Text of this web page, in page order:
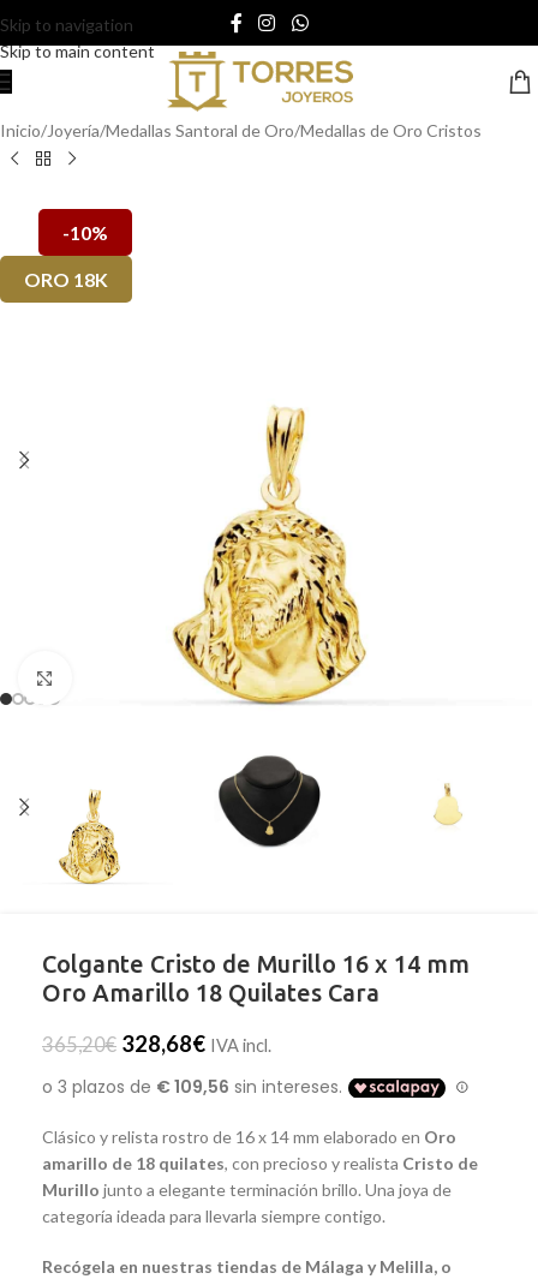
Skip to navigation
Skip to main content
Inicio/Joyería/Medallas Santoral de Oro/Medallas de Oro Cristos
-10%
ORO 18K
Colgante Cristo de Murillo 16 x 14 mm
Oro Amarillo 18 Quilates Cara
365,20€ 328,68€ IVA incl.
Clásico y relista rostro de 16 x 14 mm elaborado en Oro
amarillo de 18 quilates, con precioso y realista Cristo de
Murillo junto a elegante terminación brillo. Una joya de
categoría ideada para llevarla siempre contigo.
Recógela en nuestras tiendas de Málaga y Melilla, o